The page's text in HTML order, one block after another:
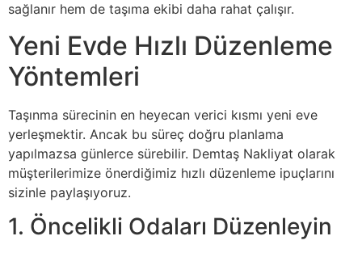
sağlanır hem de taşıma ekibi daha rahat çalışır.
Yeni Evde Hızlı Düzenleme
Yöntemleri
Taşınma sürecinin en heyecan verici kısmı yeni eve
yerleşmektir. Ancak bu süreç doğru planlama
yapılmazsa günlerce sürebilir. Demtaş Nakliyat olarak
müşterilerimize önerdiğimiz hızlı düzenleme ipuçlarını
sizinle paylaşıyoruz.
1. Öncelikli Odaları Düzenleyin